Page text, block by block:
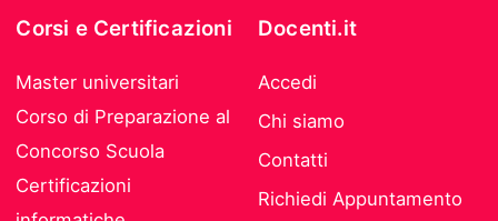
Corsi e Certificazioni
Master universitari
Corso di Preparazione al
Concorso Scuola
Certificazioni
Docenti.it
Accedi
Chi siamo
Contatti
Richiedi Appuntamento